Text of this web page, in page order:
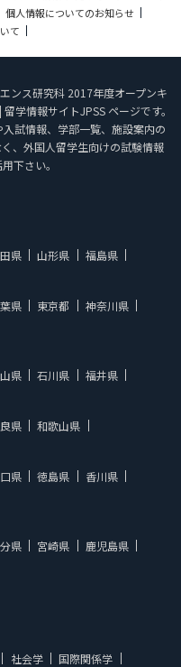
個人情報についてのお知らせ
て
ンス研究科 2017年度オープンキ
学情報サイトJPSS ページです。
入試情報、学部一覧、施設案内の
、外国人留学生向けの試験情報
下さい。
県 山形県
福島県
県 東京都
神奈川県
県 石川県
福井県
県
和歌山県
県 徳島県
香川県
県 宮崎県
鹿児島県
社会学
国際関係学